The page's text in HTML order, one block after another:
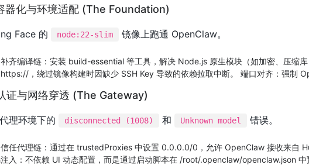
器化与环境适配 (The Foundation)
Face 的 node:22-slim 镜像上跑通 OpenClaw。
齐编译链​：安装 build-essential 等工具，解决 Node.js 原生模块（如加密、压缩
，绕过镜像构建时因缺少 SSH Key 导致的依赖拉取中断。 端口对齐​：强制
证与网络穿透 (The Gateway)
理环境下的 disconnected (1008) 和 Unknown model 错误。
任代理链​：通过在 trustedProxies 中设置 0.0.0.0/0，允许 OpenClaw 接收来自
入​：不依赖 UI 动态配置，而是通过启动脚本在 /root/.openclaw/openclaw.json